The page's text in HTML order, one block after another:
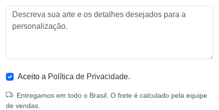
Aceito a Política de Privacidade.
Entregamos em todo o Brasil. O frete é calculado pela equipe
de vendas.